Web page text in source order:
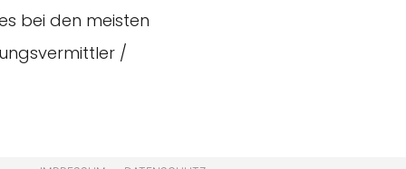
bei den meisten
/